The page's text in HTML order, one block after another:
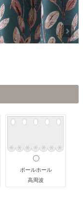
ポールホール
高周波